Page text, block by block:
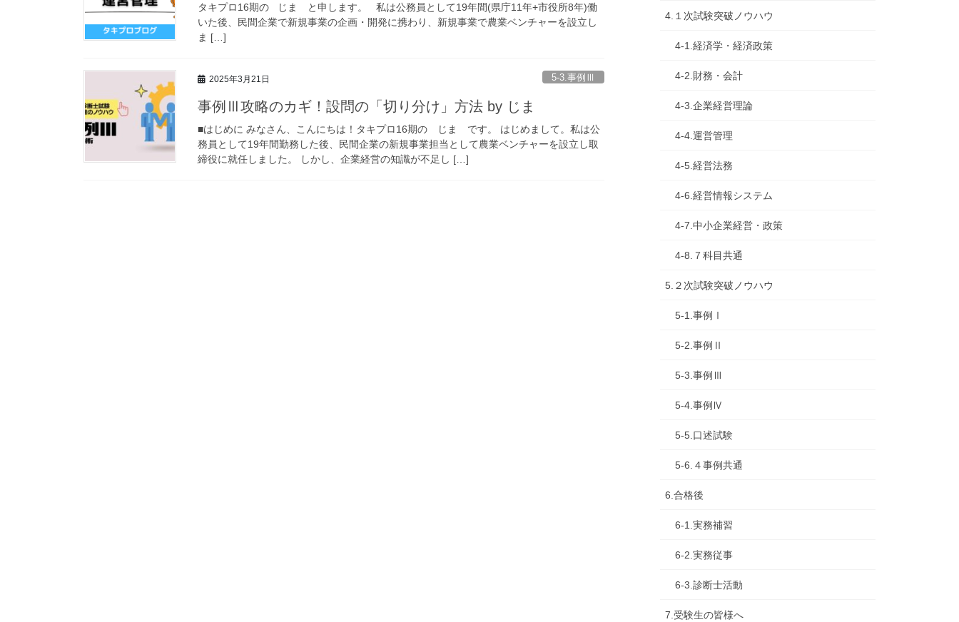
タキプロ16期の じま と申します。 私は公務員として19年間(県庁11年+市役所8年)働
いた後、民間企業で新規事業の企画・開発に携わり、新規事業で農業ベンチャーを設立し
ま […]
2025年3月21日 5-3.事例Ⅲ
事例Ⅲ攻略のカギ！設問の「切り分け」方法 by じま
■はじめに みなさん、こんにちは！タキプロ16期の じま です。 はじめまして。私は公
務員として19年間勤務した後、民間企業の新規事業担当として農業ベンチャーを設立し取
締役に就任しました。 しかし、企業経営の知識が不足し […]
4.１次試験突破ノウハウ
4-1.経済学・経済政策
4-2.財務・会計
4-3.企業経営理論
4-4.運営管理
4-5.経営法務
4-6.経営情報システム
4-7.中小企業経営・政策
4-8.７科目共通
5.２次試験突破ノウハウ
5-1.事例Ⅰ
5-2.事例Ⅱ
5-3.事例Ⅲ
5-4.事例Ⅳ
5-5.口述試験
5-6.４事例共通
6.合格後
6-1.実務補習
6-2.実務従事
6-3.診断士活動
7.受験生の皆様へ